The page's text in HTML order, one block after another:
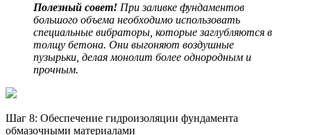
Полезный совет! При заливке фундаментов
большого объема необходимо использовать
специальные вибраторы, которые заглубляются в
толщу бетона. Они выгоняют воздушные
пузырьки, делая монолит более однородным и
прочным.
Шаг 8: Обеспечение гидроизоляции фундамента
обмазочными материалами